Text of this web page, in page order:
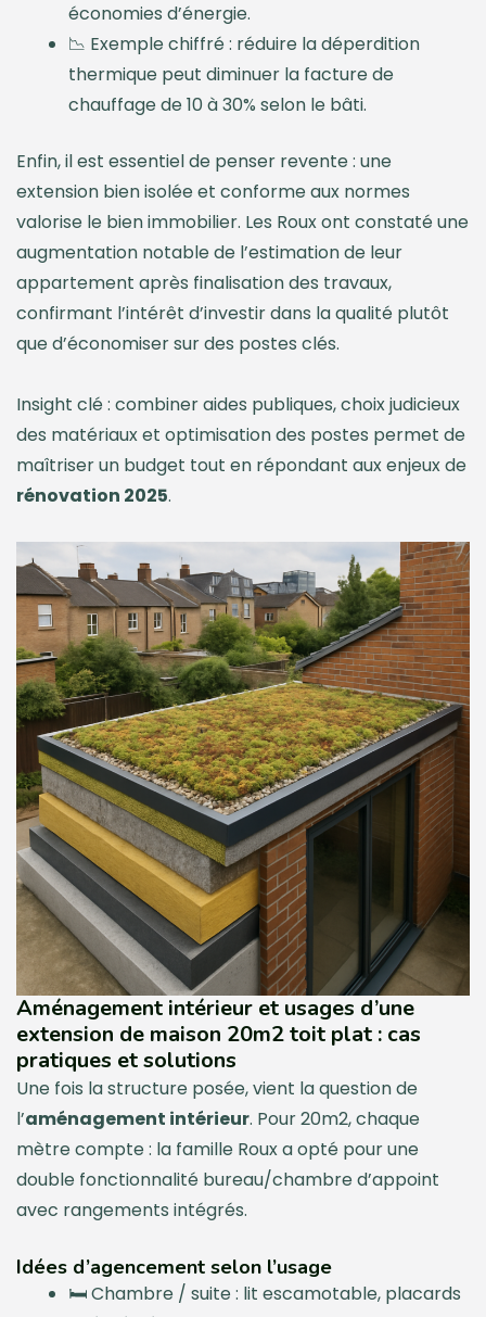
économies d’énergie.
📉 Exemple chiffré : réduire la déperdition
thermique peut diminuer la facture de
chauffage de 10 à 30% selon le bâti.
Enfin, il est essentiel de penser revente : une
extension bien isolée et conforme aux normes
valorise le bien immobilier. Les Roux ont constaté une
augmentation notable de l’estimation de leur
appartement après finalisation des travaux,
confirmant l’intérêt d’investir dans la qualité plutôt
que d’économiser sur des postes clés.
Insight clé : combiner aides publiques, choix judicieux
des matériaux et optimisation des postes permet de
maîtriser un budget tout en répondant aux enjeux de
rénovation 2025.
Aménagement intérieur et usages d’une
extension de maison 20m2 toit plat : cas
pratiques et solutions
Une fois la structure posée, vient la question de
l’aménagement intérieur. Pour 20m2, chaque
mètre compte : la famille Roux a opté pour une
double fonctionnalité bureau/chambre d’appoint
avec rangements intégrés.
Idées d’agencement selon l’usage
🛏️ Chambre / suite : lit escamotable, placards